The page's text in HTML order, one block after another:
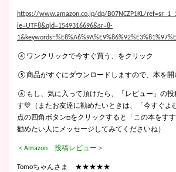
https://www.amazon.co.jp/dp/B07NCZP1KL/
ie=UTF8&qid=1549316696&sr=8-
④ワンクリックで今すぐ買う、をクリック
⑤商品がすぐにダウンロードしますので、本を開
⑥もし、気に入って頂けたら、「レビュー」の投
す💛（またお友達に勧めたいときは、「今すぐよ
点の四角ボタン□をクリックすると「この本をすす
勧めたい人にメッセージしてみてくださいね）
＜Amazon 投稿レビュー＞
Tomoちゃんさま ★★★★★